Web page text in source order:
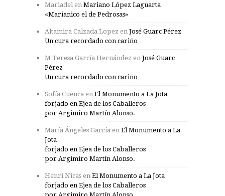
Mariadel en Mariano López Laguarta
«Marianico el de Pedrosas»
Altamira Calzada Lopez en José Guarc Pérez
Un cura recordado con cariño
M Teresa García Hernández en José Guarc
Pérez
Un cura recordado con cariño
Sofía Cuenca en El Monumento a La Jota
forjado en Ejea de los Caballeros
por Argimiro Martín Alonso.
María Ángeles García en El Monumento a La
Jota
forjado en Ejea de los Caballeros
por Argimiro Martín Alonso.
Henri Nicas en El Monumento a La Jota
forjado en Ejea de los Caballeros